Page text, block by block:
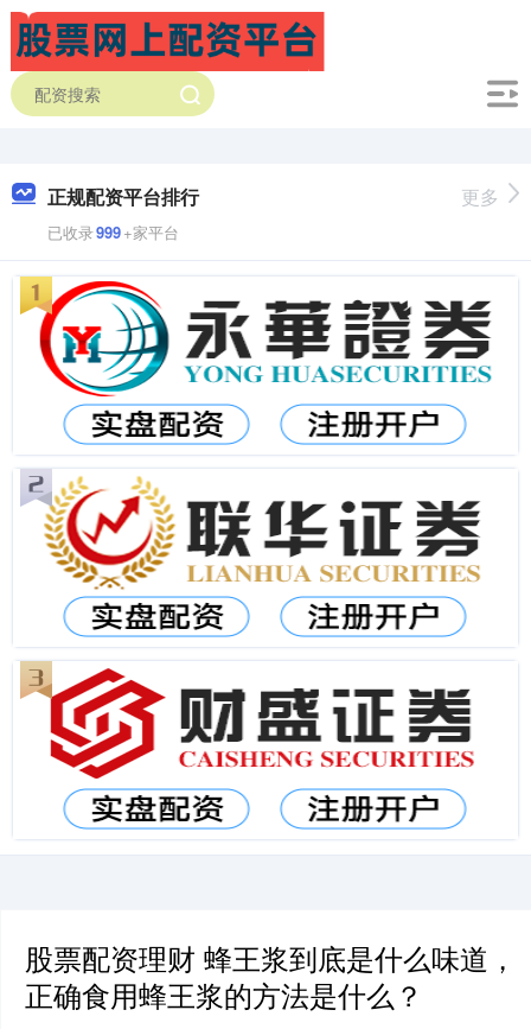
正规配资平台排行
已收录999+家平台
更多
股票配资理财 蜂王浆到底是什么味道，
正确食用蜂王浆的方法是什么？